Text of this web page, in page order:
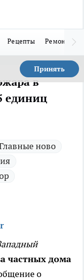
Рецепты Ремонт
Принять
в
единиц
ново
частных дома
о